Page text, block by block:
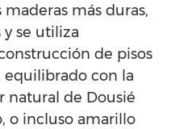
maderas más duras,
se utiliza
de pisos
equilibrado con la
natural de Dousié
o incluso amarillo